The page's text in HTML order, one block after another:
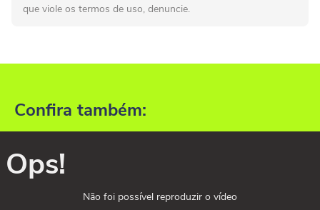
que viole os termos de uso, denuncie.
Confira também:
Ops!
Não foi possível reproduzir o vídeo